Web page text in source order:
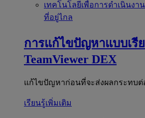
เทคโนโลยีเพื่อการดำเนินงาน
ที่อยู่ไกล
การแก้ไขปัญหาแบบเรี
TeamViewer DEX
แก้ไขปัญหาก่อนที่จะส่งผลกระทบต่
เรียนรู้เพิ่มเติม